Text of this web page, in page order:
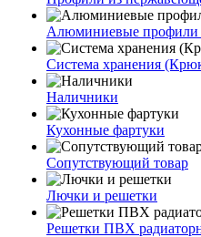
Алюминиевые
Система хранения
Наличники
Кухонные фартуки
Сопутствующий товар
Лючки и решетки
Решетки ПВХ